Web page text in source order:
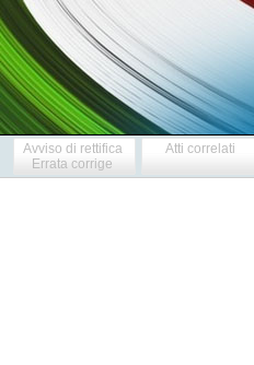
Avviso di rettifica
Errata corrige
Atti correlati